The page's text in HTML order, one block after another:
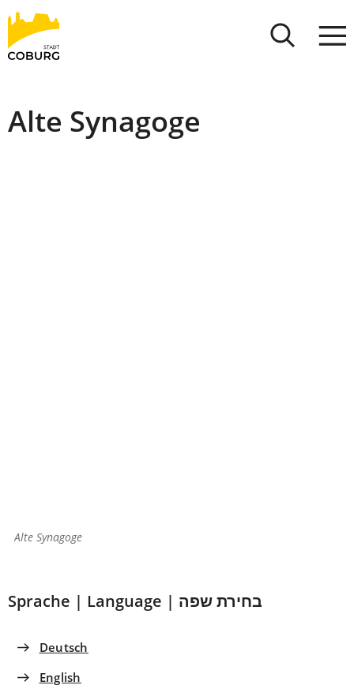
INHALT ANSPRINGEN
Stadt
Coburg
Alte Synagoge
Alte Synagoge
Sprache | Language | בחירת שפה
Deutsch
English